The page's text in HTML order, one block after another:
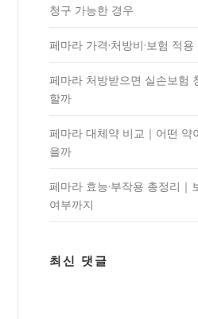
청구 가능한 경우
페마라 가격·처방비·보험 적용
페마라 처방받으면 실손보험
할까
페마라 대체약 비교｜어떤 약
을까
페마라 효능·부작용 총정리｜
여부까지
최신 댓글